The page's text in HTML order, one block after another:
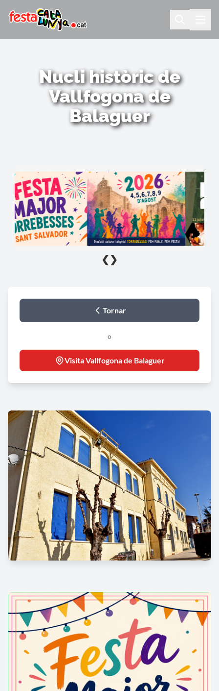
Nucli històric de
Vallfogona de
Balaguer
❮ ❯
Tornar
o
Visita Vallfogona de Balaguer